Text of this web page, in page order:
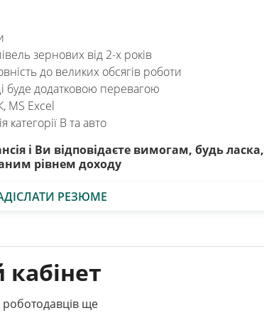
зернових від 2-х років
до великих обсягів роботи
буде додатковою перевагою
MS Excel
категорії В та авто
і Ви відповідаєте вимогам, будь ласка,
рівнем доходу
РЕЗЮМЕ
кабінет
роботодавців ще